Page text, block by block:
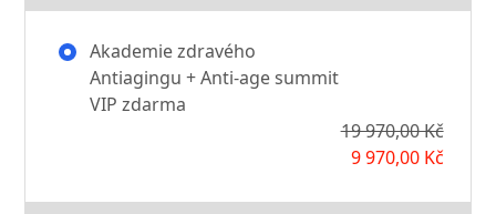
Akademie zdravého
Antiagingu + Anti-age summit
VIP zdarma
19 970,00 Kč
9 970,00 Kč